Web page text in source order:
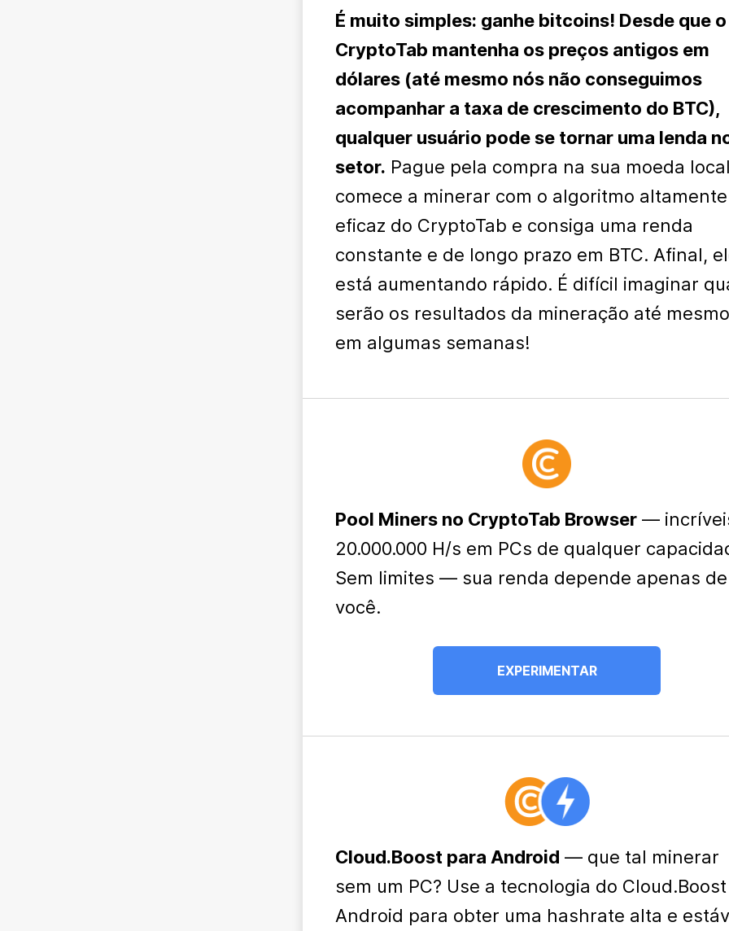
É muito simples: ganhe bitcoins! Desde que o
CryptoTab mantenha os preços antigos em
dólares (até mesmo nós não conseguimos
acompanhar a taxa de crescimento do BTC),
qualquer usuário pode se tornar uma lenda
setor. Pague pela compra na sua moeda
comece a minerar com o algoritmo altamente
eficaz do CryptoTab e consiga uma renda
constante e de longo prazo em BTC. Afinal,
está aumentando rápido. É difícil imaginar
serão os resultados da mineração até mesmo
em algumas semanas!
Pool Miners no CryptoTab Browser —
20.000.000 H/s em PCs de qualquer
Sem limites — sua renda depende apenas de
você.
EXPERIMENTAR
Cloud.Boost para Android — que tal minerar
sem um PC? Use a tecnologia do
Android para obter uma hashrate alta e